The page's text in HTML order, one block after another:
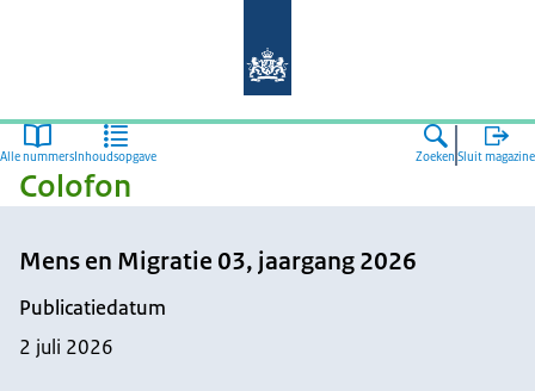
Alle nummers Inhoudsopgave Zoeken Sluit magazine
Colofon
Mens en Migratie 03, jaargang 2026
Publicatiedatum
2 juli 2026